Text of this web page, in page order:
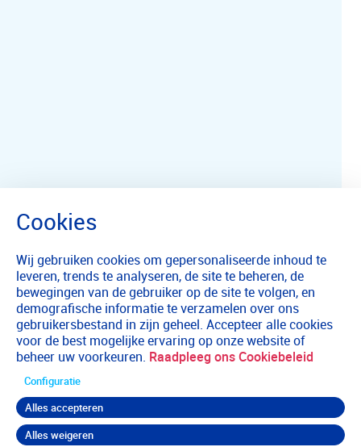
Wij gebruiken cookies om gepersonaliseerde inhoud te
leveren, trends te analyseren, de site te beheren, de
bewegingen van de gebruiker op de site te volgen, en
demografische informatie te verzamelen over ons
gebruikersbestand in zijn geheel. Accepteer alle cookies
voor de best mogelijke ervaring op onze website of
beheer uw voorkeuren. Raadpleeg ons Cookiebeleid
Configuratie
Alles accepteren
Alles weigeren